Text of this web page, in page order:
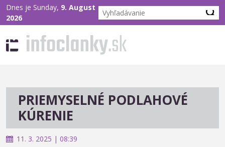
Dnes je Sunday, 9. August
2026
PRIEMYSELNÉ PODLAHOVÉ
KÚRENIE
11. 3. 2025 | 08:39